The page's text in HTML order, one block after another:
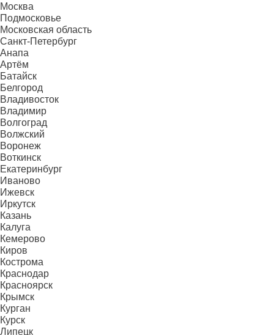
Москва
Подмосковье
Московская область
Санкт-Петербург
Анапа
Артём
Батайск
Белгород
Владивосток
Владимир
Волгоград
Волжский
Воронеж
Воткинск
Екатеринбург
Иваново
Ижевск
Иркутск
Казань
Калуга
Кемерово
Киров
Кострома
Краснодар
Красноярск
Крымск
Курган
Курск
Липецк